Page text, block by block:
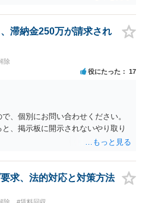
滞納金250万が請求され
除
役にたった 17
、個別にお問い合わせください。
、掲示板に開示されないやり取り
求、法的対応と対策方法
除 #賃料回収